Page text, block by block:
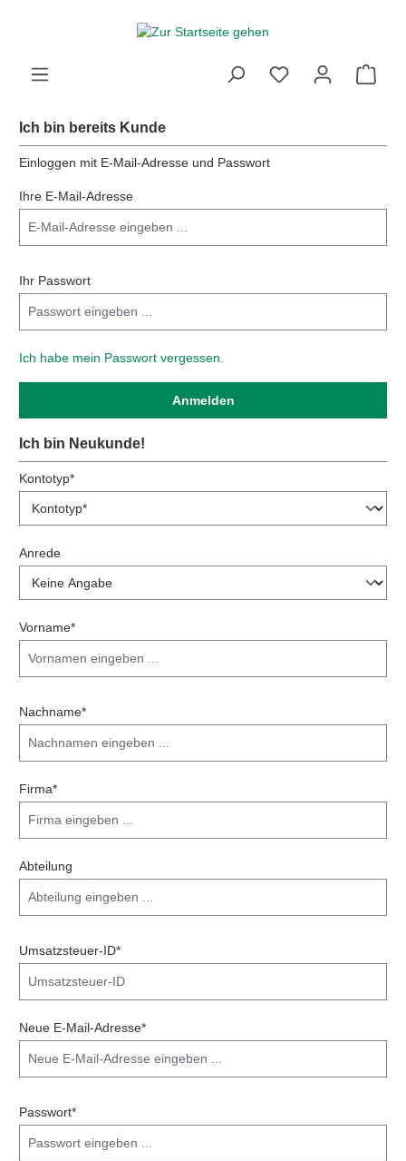
Ich bin bereits Kunde
Einloggen mit E-Mail-Adresse und Passwort
Ihre E-Mail-Adresse
Ihr Passwort
Ich habe mein Passwort vergessen.
Anmelden
Ich bin Neukunde!
Persönliche Informationen
Kontotyp*
Anrede
Vorname*
Nachname*
Firma*
Abteilung
Umsatzsteuer-ID*
Neue E-Mail-Adresse*
Passwort*